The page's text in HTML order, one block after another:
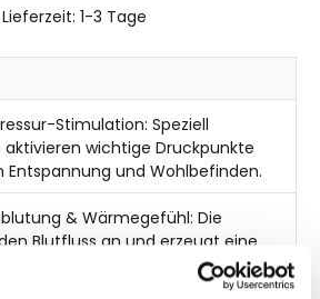
1-3 Tage
Stimulation: Speziell
wichtige Druckpunkte
Entspannung und Wohlbefinden.
& Wärmegefühl: Die
Blutfluss an und erzeugt eine
Körperwärme.